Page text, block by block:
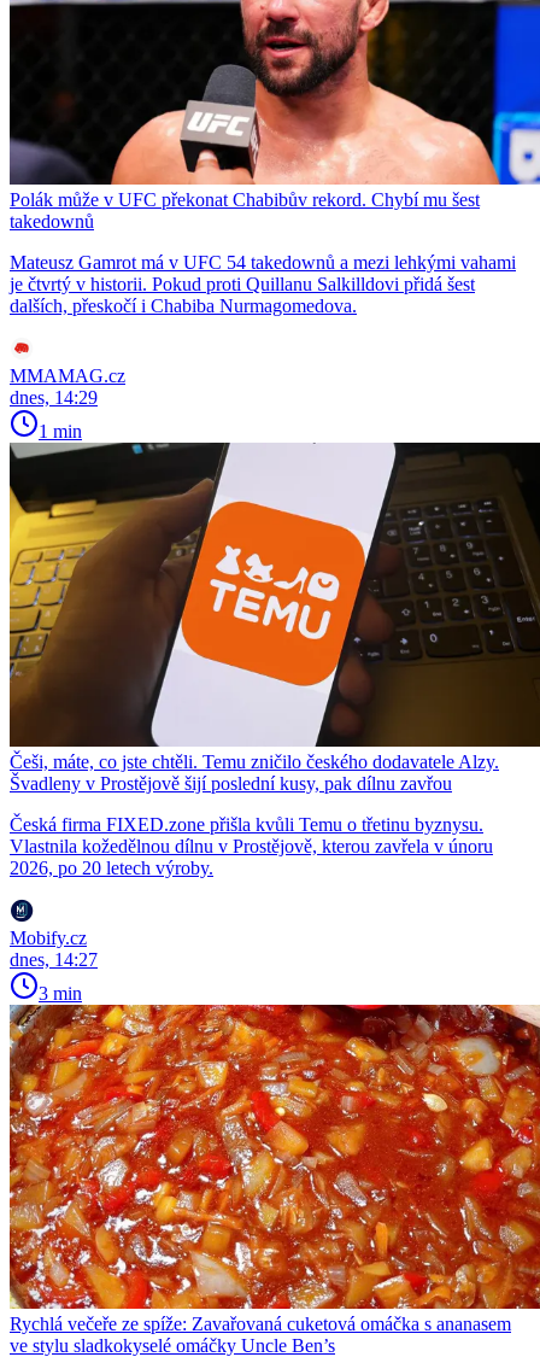
Polák může v UFC překonat Chabibův rekord. Chybí mu šest
takedownů
Mateusz Gamrot má v UFC 54 takedownů a mezi lehkými vahami
je čtvrtý v historii. Pokud proti Quillanu Salkilldovi přidá šest
dalších, přeskočí i Chabiba Nurmagomedova.
MMAMAG.cz
dnes, 14:29
1 min
Češi, máte, co jste chtěli. Temu zničilo českého dodavatele Alzy.
Švadleny v Prostějově šijí poslední kusy, pak dílnu zavřou
Česká firma FIXED.zone přišla kvůli Temu o třetinu byznysu.
Vlastnila kožedělnou dílnu v Prostějově, kterou zavřela v únoru
2026, po 20 letech výroby.
Mobify.cz
dnes, 14:27
3 min
Rychlá večeře ze spíže: Zavařovaná cuketová omáčka s ananasem
ve stylu sladkokyselé omáčky Uncle Ben’s